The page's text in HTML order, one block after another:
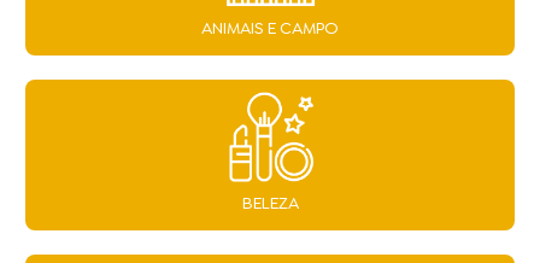
ANIMAIS E CAMPO
BELEZA